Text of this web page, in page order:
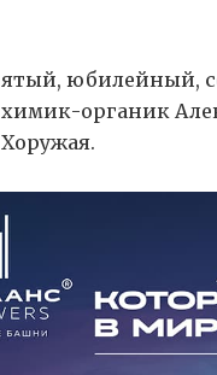
ятый, юбилейный,
химик-органик
Хоружая.